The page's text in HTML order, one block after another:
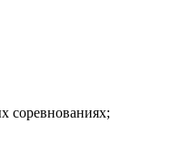
соревнованиях;